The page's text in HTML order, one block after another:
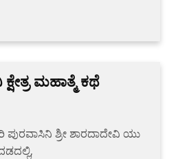
ಮಹಾತ್ಮೆ ಕಥೆ
ಪುರವಾಸಿನಿ ಶ್ರೀ ಶಾರದಾದೇವಿ ಯು